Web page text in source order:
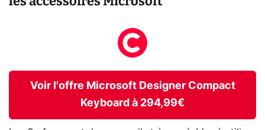
Voir l'offre Microsoft Designer Compact
Keyboard à 294,99€